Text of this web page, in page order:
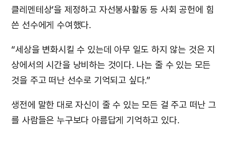
클레멘테상’을 제정하고 자선봉사활동 등 사회 공헌에 힘
쓴 선수에게 수여했다.
“세상을 변화시킬 수 있는데 아무 일도 하지 않는 것은 지
상에서의 시간을 낭비하는 것이다. 나는 줄 수 있는 모든
것을 주고 떠난 선수로 기억되고 싶다.”
생전에 말한 대로 자신이 줄 수 있는 모든 걸 주고 떠난 그
를 사람들은 누구보다 아름답게 기억하고 있다.